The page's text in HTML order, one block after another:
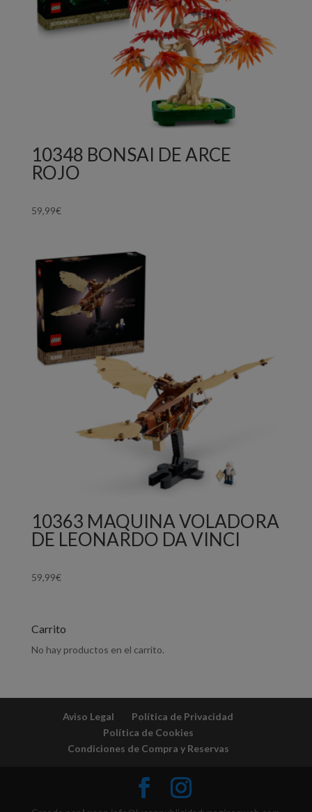
10348 BONSAI DE ARCE
ROJO
59,99€
10363 MAQUINA VOLADORA
DE LEONARDO DA VINCI
59,99€
Carrito
No hay productos en el carrito.
Aviso Legal
Política de Privacidad
Política de Cookies
Condiciones de Compra y Reservas